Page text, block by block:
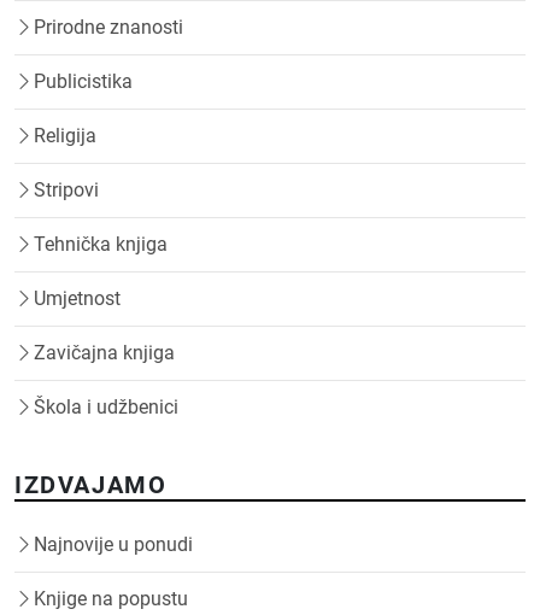
Prirodne znanosti
Publicistika
Religija
Stripovi
Tehnička knjiga
Umjetnost
Zavičajna knjiga
Škola i udžbenici
IZDVAJAMO
Najnovije u ponudi
Knjige na popustu